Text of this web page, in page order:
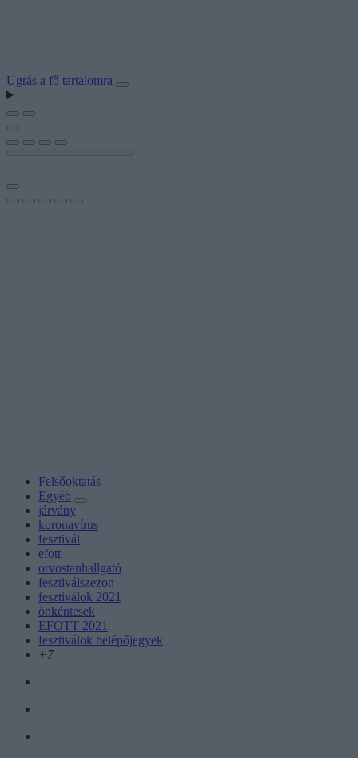
Ugrás a fő tartalomra
Felsőoktatás
Egyéb
járvány
koronavírus
fesztivál
efott
orvostanhallgató
fesztiválszezon
fesztiválok 2021
önkéntesek
EFOTT 2021
fesztiválok belépőjegyek
+7